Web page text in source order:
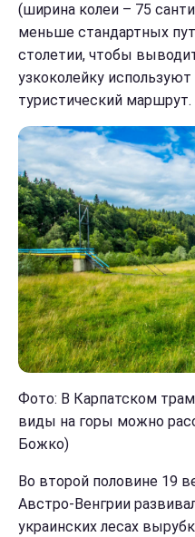
(ширина колеи – 75
меньше стандартных
столетии, чтобы
узкоколейку
туристический маршрут.
Фото: В Карпатском
виды на горы можно
Божко)
Во второй половине 19
Австро-Венгрии
украинских лесах